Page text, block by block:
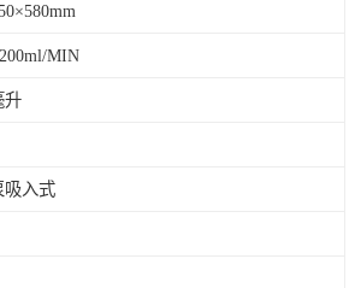
MIN
升
吸入式